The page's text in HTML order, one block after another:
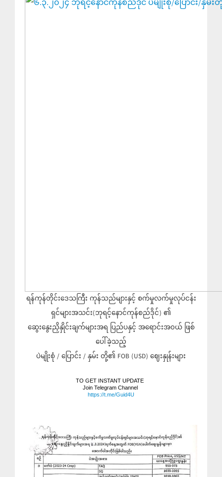
ရန်ကုန်တိုင်းဒေသကြီး ကုန်သည်များနှင့် စက်မှုလက်မှုလုပ်ငန်း
ရှင်များအသင်း(ဘုရင့်နောင်ကုန်စည်ဒိုင်) ၏
ဆွေးနွေးညှိနှိုင်းချက်များအရ ပြည်ပနှင့် အရောင်းအ၀ယ် ဖြစ်
ပေါ်ခဲ့သည့်
ပဲမျိုးစုံ / ပြောင်း / နှမ်း တို့၏ FOB (USD) ဈေးနှုန်းများ
TO GET INSTANT UPDATE
Join Telegram Channel
https://t.me/Guid4U